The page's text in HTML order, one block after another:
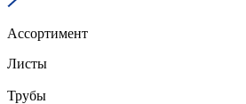
Ассортимент
Листы
Трубы